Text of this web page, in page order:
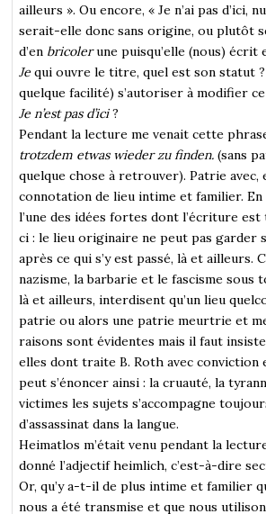
ailleurs ». Ou encore, « Je n’ai pas d’ici,
serait-elle donc sans origine, ou plutôt
d’en bricolerune puisqu’elle (nous) écrit
Je qui ouvre le titre, quel est son statut
quelque facilité) s’autoriser à modifier
Je n’est pas d’ici?
Pendant la lecture me venait cette
trotzdem etwas wieder zu finden. (sans
quelque chose à retrouver). Patrie avec,
connotation de lieu intime et familier.
l’une des idées fortes dont l’écriture
ci : le lieu originaire ne peut pas garder
après ce qui s’y est passé, là et ailleurs.
nazisme, la barbarie et le fascisme sous
là et ailleurs, interdisent qu’un lieu
patrie ou alors une patrie meurtrie et
raisons sont évidentes mais il faut
elles dont traite B. Roth avec conviction
peut s’énoncer ainsi : la cruauté, la
victimes les sujets s’accompagne
d’assassinat dans la langue.
Heimatlos m’était venu pendant la
donné l’adjectif heimlich, c’est-à-dire
Or, qu’y a-t-il de plus intime et familier
nous a été transmise et que nous